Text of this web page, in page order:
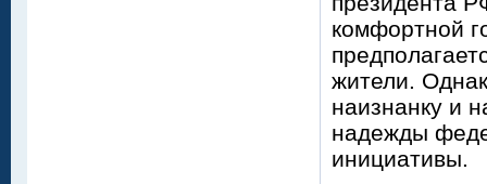
комфортной
жители.
наизнанку и
надежды
инициативы.